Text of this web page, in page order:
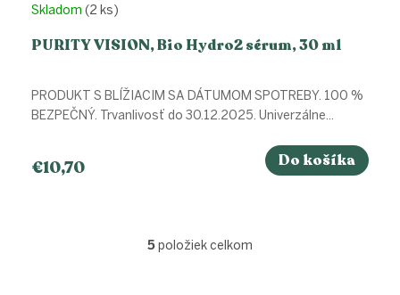
PURITY VISION, Bio Hydro2 sérum, 30 ml
Skladom (2 ks)
€10,70 Do košíka
PRODUKT S BLÍŽIACIM SA DÁTUMOM SPOTREBY. 100 %
BEZPEČNÝ. Trvanlivosť do 30.12.2025. Univerzálne...
O
5položiek celkom